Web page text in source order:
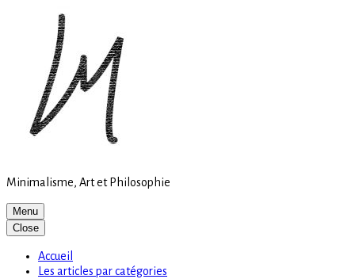
Minimalisme, Art et Philosophie
Menu
Close
Accueil
Les articles par catégories